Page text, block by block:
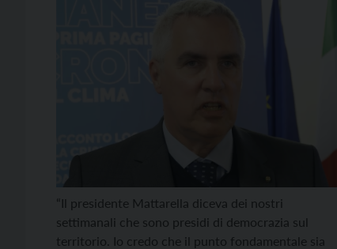
“Il presidente Mattarella diceva dei nostri
settimanali che sono presidi di democrazia sul
territorio. Io credo che il punto fondamentale sia